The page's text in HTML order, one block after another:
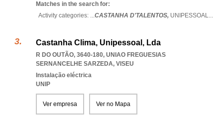
Matches in the search for:
Activity categories: ...CASTANHA D'TALENTOS, UNIPESSOAL...
Castanha Clima, Unipessoal, Lda
R DO OUTÃO, 3640-180, UNIAO FREGUESIAS
SERNANCELHE SARZEDA, VISEU
Instalação eléctrica
UNIP
Ver empresa Ver no Mapa